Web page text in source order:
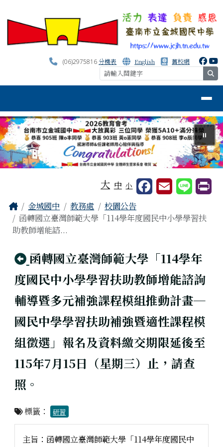
(06)2975816分機表 English 舊校網
⏸
大 中 小
主內容區域
Home
金城國中 教務處
校園公告
函轉國立臺灣師範大學「114學年度國民中小學學習扶
助教師增能諮...
回上頁
函轉國立臺灣師範大學「114學年
度國民中小學學習扶助教師增能諮詢
輔導暨多元補強課程模組推動計畫─
國民中學學習扶助補強暨適性課程模
組徵選」報名及資料繳交期限延後至
115年7月15日（星期三）止，請查
照。
標籤： 研習
主旨：函轉國立臺灣師範大學「114學年度國民中
頁尾區域